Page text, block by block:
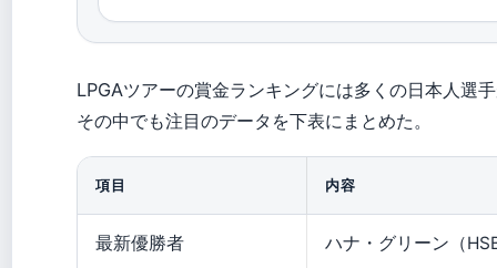
LPGAツアーの賞金ランキングには多くの日本人選
その中でも注目のデータを下表にまとめた。
項目 内容
最新優勝者 ハナ・グリーン（